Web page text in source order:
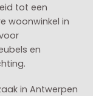
tot een
woonwinkel in
en
in Antwerpen